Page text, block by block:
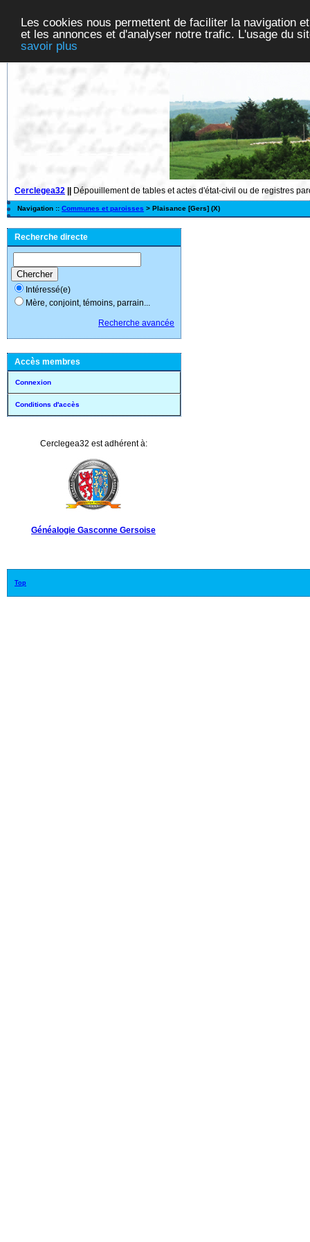
Les cookies nous permettent de faciliter la navigation
et les annonces et d'analyser notre trafic. L'usage du
savoir plus
Cerclegea32 Dépouillement de tables et actes d'état-civil ou de registres
Navigation :: Communes et paroisses > Plaisance [Gers] (X)
Recherche directe
Intéressé(e)
Mère, conjoint, témoins, parrain...
Recherche avancée
Accès membres
Connexion
Conditions d'accès
Cerclegea32 est adhérent à:
Généalogie Gasconne Gersoise
Top